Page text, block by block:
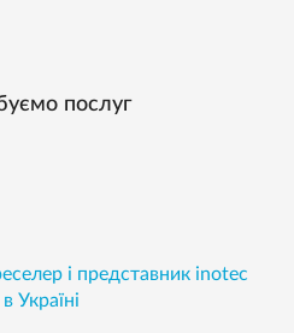
послуг
і представник inotec
Україні